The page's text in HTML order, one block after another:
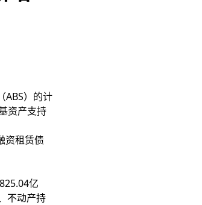
ABS）的计
资产支持
资租赁债
亿
不动产持